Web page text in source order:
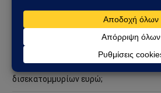
ιρανική πυραυλική επίθεση – Η Μέση
ακόμη πιο επικίνδυνη φάση
Ανάλυση Andrew Korybko: Τι οδηγεί
δισεκατομμυρίων ευρώ;